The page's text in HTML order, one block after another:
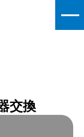
交換